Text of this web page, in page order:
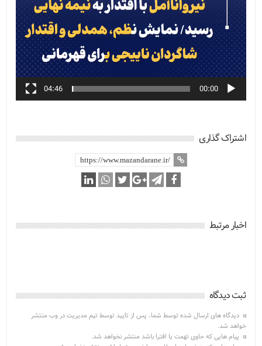
00:00
04:46
اشتراک گذاری
اخبار مرتبط
ثبت دیدگاه
دیدگاه های ارسال شده توسط شما، پس از تایید توسط تیم مدیریت در وب منتشر
خواهد شد.
پیام هایی که حاوی تهمت یا افترا باشد منتشر نخواهد شد.